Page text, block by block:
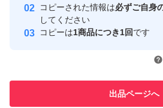
取引実績
引を完
での取
コピーされた情報は必ずご自身
してください
コピーは1商品につき1回です
出品ページへ